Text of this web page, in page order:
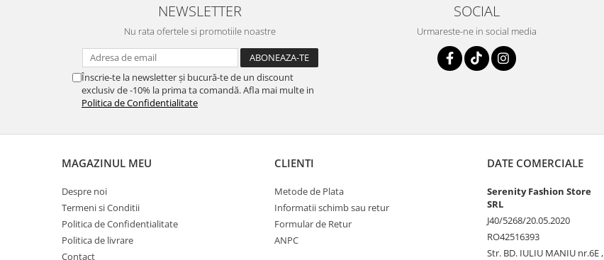
NEWSLETTER
Nu rata ofertele si promotiile noastre
Înscrie-te la newsletter și bucură-te de un discount
exclusiv de -10% la prima ta comandă. Afla mai multe in
Politica de Confidentialitate
SOCIAL
Urmareste-ne in social media
MAGAZINUL MEU
Despre noi
Termeni si Conditii
Politica de Confidentialitate
Politica de livrare
Contact
CLIENTI
Metode de Plata
Informatii schimb sau retur
Formular de Retur
ANPC
DATE COMERCIALE
Serenity Fashion Store
SRL
J40/5268/20.05.2020
RO42516393
Str. BD. IULIU MANIU nr.6E ,